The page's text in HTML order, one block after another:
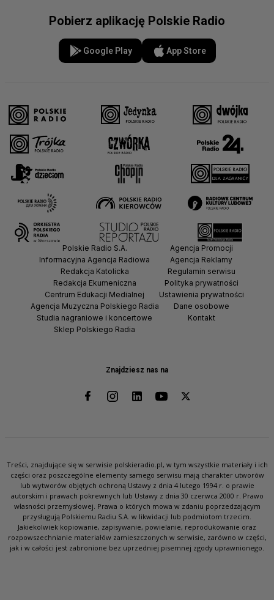
Pobierz aplikację Polskie Radio
Google Play App Store
Znajdziesz nas na
Polskie Radio S.A.
Informacyjna Agencja Radiowa
Redakcja Katolicka
Redakcja Ekumeniczna
Centrum Edukacji Medialnej
Agencja Muzyczna Polskiego Radia
Studia nagraniowe i koncertowe
Sklep Polskiego Radia
Agencja Promocji
Agencja Reklamy
Regulamin serwisu
Polityka prywatności
Ustawienia prywatności
Dane osobowe
Kontakt
Treści, znajdujące się w serwisie polskieradio.pl, w tym wszystkie materiały i ich
części oraz poszczególne elementy samego serwisu mają charakter utworów
lub wytworów objętych ochroną Ustawy z dnia 4 lutego 1994 r. o prawie
autorskim i prawach pokrewnych lub Ustawy z dnia 30 czerwca 2000 r. Prawo
własności przemysłowej. Prawa o których mowa w zdaniu poprzedzającym
przysługują Polskiemu Radiu S.A. w likwidacji lub podmiotom trzecim.
Jakiekolwiek kopiowanie, zapisywanie, powielanie, reprodukowanie oraz
rozpowszechnianie materiałów zamieszczonych w serwisie, zarówno w części,
jak i w całości jest zabronione bez uprzedniej pisemnej zgody uprawnionego.